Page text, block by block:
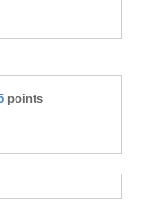
points